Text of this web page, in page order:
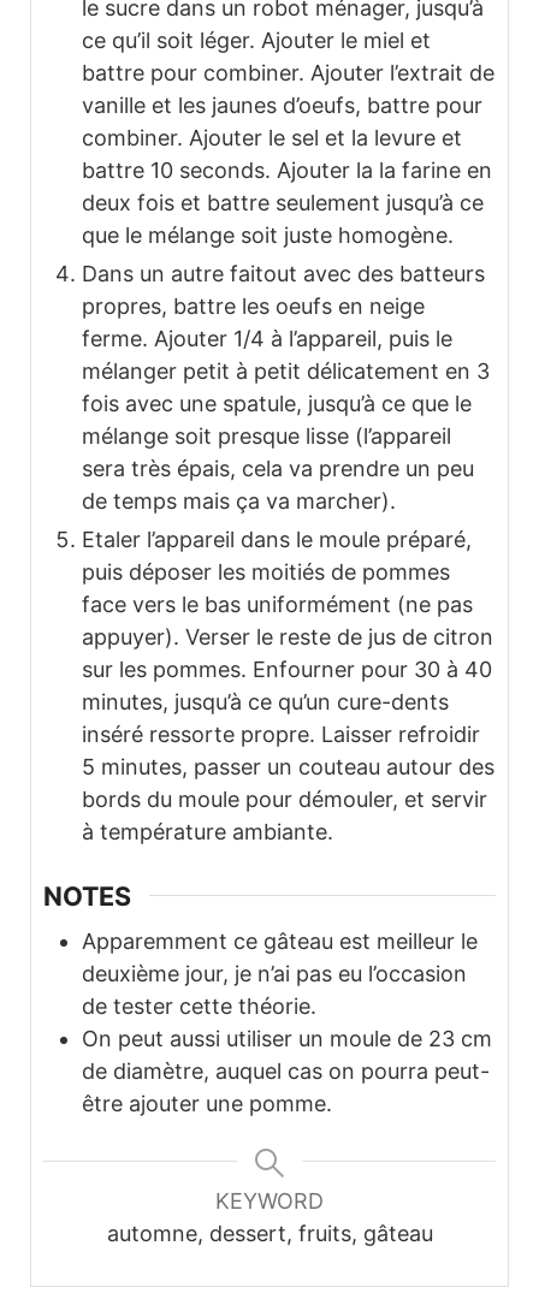
le sucre dans un robot ménager, jusqu’à
ce qu’il soit léger. Ajouter le miel et
battre pour combiner. Ajouter l’extrait de
vanille et les jaunes d’oeufs, battre pour
combiner. Ajouter le sel et la levure et
battre 10 seconds. Ajouter la la farine en
deux fois et battre seulement jusqu’à ce
que le mélange soit juste homogène.
Dans un autre faitout avec des batteurs
propres, battre les oeufs en neige
ferme. Ajouter 1/4 à l’appareil, puis le
mélanger petit à petit délicatement en 3
fois avec une spatule, jusqu’à ce que le
mélange soit presque lisse (l’appareil
sera très épais, cela va prendre un peu
de temps mais ça va marcher).
Etaler l’appareil dans le moule préparé,
puis déposer les moitiés de pommes
face vers le bas uniformément (ne pas
appuyer). Verser le reste de jus de citron
sur les pommes. Enfourner pour 30 à 40
minutes, jusqu’à ce qu’un cure-dents
inséré ressorte propre. Laisser refroidir
5 minutes, passer un couteau autour des
bords du moule pour démouler, et servir
à température ambiante.
NOTES
Apparemment ce gâteau est meilleur le
deuxième jour, je n’ai pas eu l’occasion
de tester cette théorie.
On peut aussi utiliser un moule de 23 cm
de diamètre, auquel cas on pourra peut-
être ajouter une pomme.
KEYWORD
automne, dessert, fruits, gâteau